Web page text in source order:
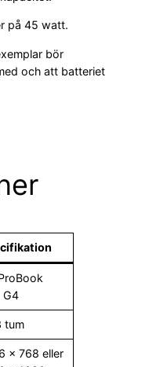
på 45 watt.
bör
och att batteriet
G4
tum
× 768 eller